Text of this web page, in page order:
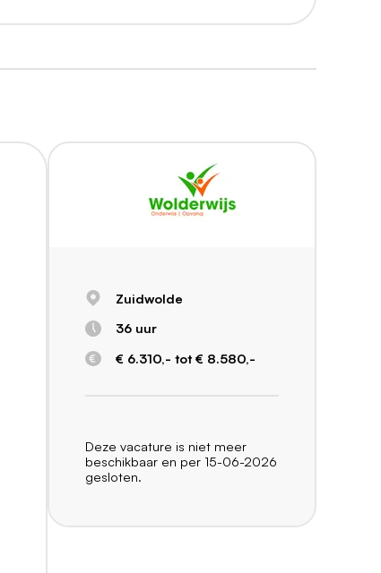
Zuidwolde
36 uur
€ 6.310,- tot € 8.580,-
Deze vacature is niet meer
beschikbaar en per 15-06-2026
gesloten.